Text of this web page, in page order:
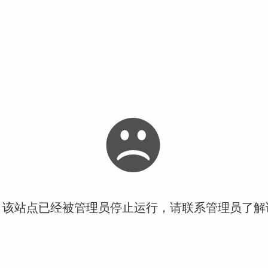
站点已经被管理员停止运行，请联系管理员了